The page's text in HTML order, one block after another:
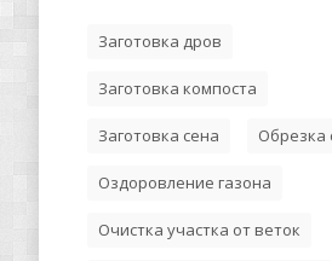
Заготовка дров
Заготовка компоста
Заготовка сена Обрезка
Оздоровление газона
Очистка участка от веток